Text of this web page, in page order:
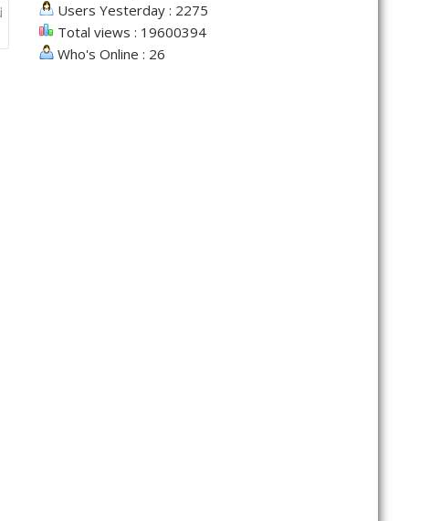
Users Yesterday : 2275
Total views : 19600394
Who's Online : 26